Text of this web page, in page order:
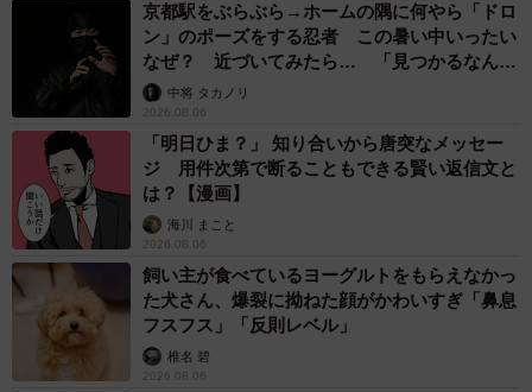
京都駅をぶらぶら→ホームの隅に何やら「ドロ
ン」のポーズをする忍者 この暑い中いったい
なぜ？ 近づいてみたら… 「見つかるなんて
未熟」中将 タカノリ
2026.08.06
「明日ひま？」 知り合いから唐突なメッセー
ジ 用件次第で断ることもできる賢い返信文と
は？【漫画】
海川 まこと
2026.08.06
飼い主が食べているヨーグルトをもらえなかっ
た犬さん、爆裂に拗ねた顔がかわいすぎ「鼻息
フスフス」「反則レベル」
椎名 碧
2026.08.06